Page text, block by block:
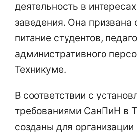
деятельность в
заведения. Она призвана
питание студентов,
административного
Техникуме.
В соответствии с
требованиями СанПиН в
созданы для организации